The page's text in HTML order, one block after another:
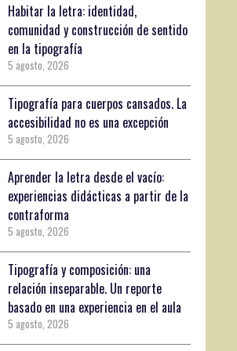
Habitar la letra: identidad,
comunidad y construcción de sentido
en la tipografía
5 agosto, 2026
Tipografía para cuerpos cansados. La
accesibilidad no es una excepción
5 agosto, 2026
Aprender la letra desde el vacío:
experiencias didácticas a partir de la
contraforma
5 agosto, 2026
Tipografía y composición: una
relación inseparable. Un reporte
basado en una experiencia en el aula
5 agosto, 2026